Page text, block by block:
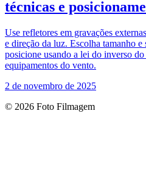
técnicas e
Use refletores em gravações
e direção da luz. Escolha tamanho
posicione usando a lei do inverso
equipamentos do vento.
2 de novembro de 2025
© 2026 Foto Filmagem